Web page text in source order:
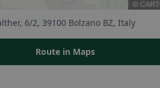
6/2, 39100 Bolzano BZ, Italy
Route in Maps